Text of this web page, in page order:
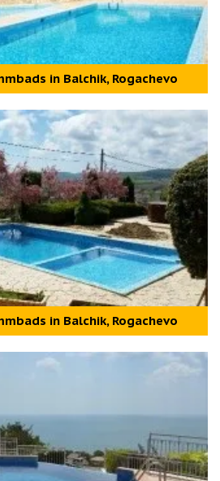
in Balchik, Rogachevo
in Balchik, Rogachevo